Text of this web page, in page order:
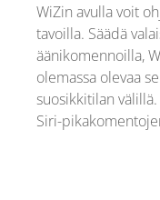
WiZin avulla voit
tavoilla. Säädä
äänikomennoilla,
olemassa olevaa
suosikkitilan
Siri-